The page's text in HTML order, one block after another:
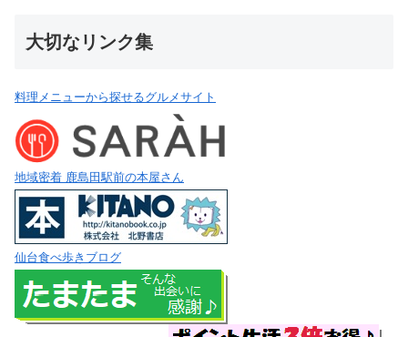
大切なリンク集
料理メニューから探せるグルメサイト
地域密着 鹿島田駅前の本屋さん
仙台食べ歩きブログ